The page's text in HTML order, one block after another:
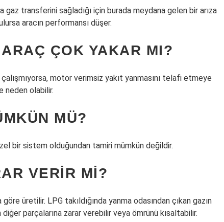
transferini sağladığı için burada meydana gelen bir arıza
aracın performansı düşer.
ÇOK YAKAR MI?
motor verimsiz yakıt yanmasını telafi etmeye
neden olabilir.
MÜ?
bir sistem olduğundan tamiri mümkün değildir.
VERIR MI?
üretilir. LPG takıldığında yanma odasından çıkan gazın
parçalarına zarar verebilir veya ömrünü kısaltabilir.